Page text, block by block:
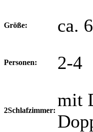
Größe: ca.
Personen: 2-4
2Schlafzimmer:
mit